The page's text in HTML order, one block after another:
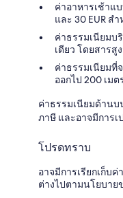
ค่าอาหารเช้าแ
และ 30 EUR ส
ค่าธรรมเนียมบ
เดียว โดยสารสู
ค่าธรรมเนียมที่
ออกไป 200 เมต
ค่าธรรมเนียมด้านบ
ภาษี และอาจมีการ
โปรดทราบ
อาจมีการเรียกเก็บ
ต่างไปตามนโยบาย